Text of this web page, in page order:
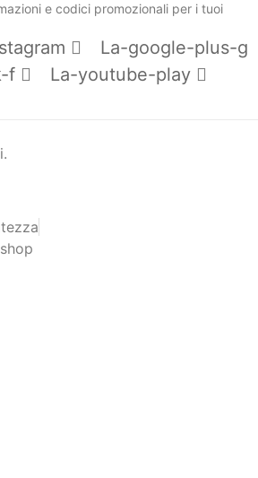
e codici promozionali per i tuoi
La-google-plus-g
f
La-youtube-play